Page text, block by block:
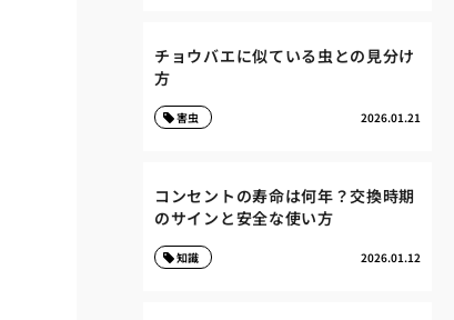
チョウバエに似ている虫との見分け
方
2026.01.21
害虫
コンセントの寿命は何年？交換時期
のサインと安全な使い方
2026.01.12
知識